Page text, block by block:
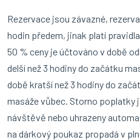
Rezervace jsou závazné,
hodin předem, jinak platí
50 % ceny je účtováno v době
delší než 3 hodiny do začátku
době kratší než 3 hodiny do
masáže vůbec. Storno
návštěvě nebo uhrazeny
na dárkový poukaz propadá v